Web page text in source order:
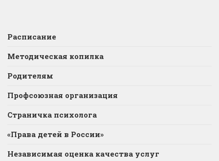
Расписание
Методическая копилка
Родителям
Профсоюзная организация
Страничка психолога
«Права детей в России»
Независимая оценка качества услуг